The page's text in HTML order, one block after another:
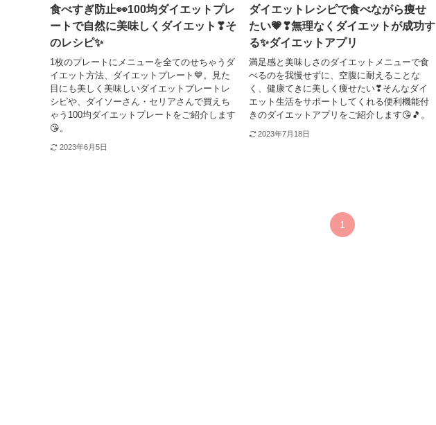
食べすぎ防止👀100均ダイエットプレ
ートで自然に美味しくダイエット❣そ
のレシピ✨
1枚のプレートにメニューを全てのせちゃうダ
イエット方法、ダイエットプレート💙。見た
目にも美しく美味しいダイエットプレートレ
シピや、ダイソーさん・セリアさんで買えち
ゃう100均ダイエットプレートをご紹介します
😘。
2023年6月5日
ダイエットレシピで食べながら痩せ
たい💗❣無理なくダイエットが成功す
る✨ダイエットアプリ
満足感と美味しさのダイエットメニューで食
べるのを我慢せずに、空腹に耐えることな
く、健康てきに美しく痩せたい❣そんなダイ
エット生活をサポートしてくれる便利機能付
きのダイエットアプリをご紹介します😘🎵。
2023年7月18日
1